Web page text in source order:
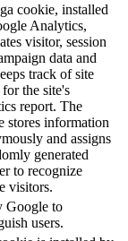
cookie, installed
Analytics,
visitor, session
data and
track of site
for the site's
report. The
stores information
and assigns
generated
to recognize
visitors.
Google to
users.